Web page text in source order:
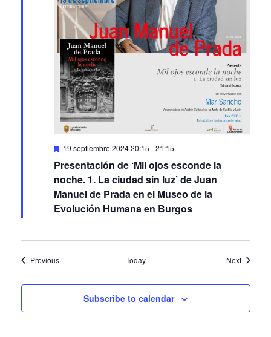
Featured
19 septiembre 2024 20:15 -21:15
Presentación de ‘Mil ojos esconde la
noche. 1. La ciudad sin luz’ de Juan
Manuel de Prada en el Museo de la
Evolución Humana en Burgos
PreviousEvents Today NextEvents
Subscribe to calendar